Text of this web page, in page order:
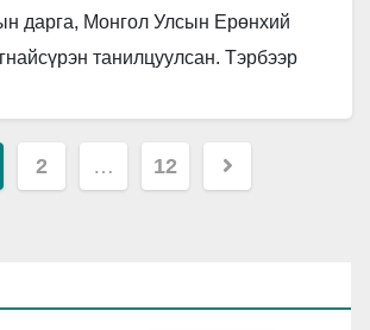
дарга, Монгол Улсын Ерөнхий
танилцуулсан. Тэрбээр
2 … 12